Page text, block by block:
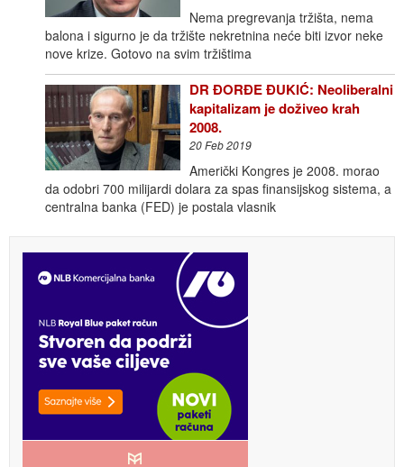
Nema pregrevanja tržišta, nema
balona i sigurno je da tržište nekretnina neće biti izvor neke
nove krize. Gotovo na svim tržištima
DR ĐORĐE ĐUKIĆ: Neoliberalni
kapitalizam je doživeo krah
2008.
20 Feb 2019
Američki Kongres je 2008. morao
da odobri 700 milijardi dolara za spas finansijskog sistema, a
centralna banka (FED) je postala vlasnik